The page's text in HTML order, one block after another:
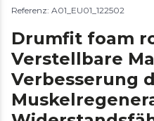
Referenz: A01_EU01_122502
Drumfit foam
Verstellbare
Verbesserung